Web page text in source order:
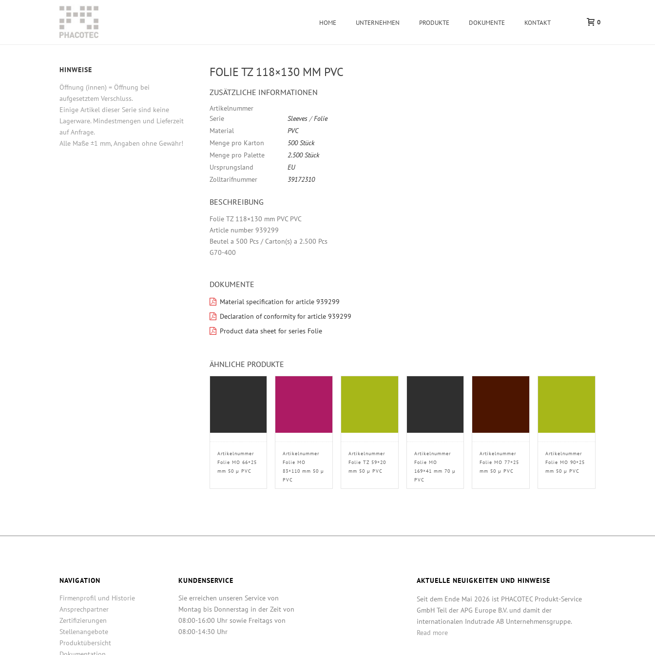
HOME UNTERNEHMEN PRODUKTE DOKUMENTE KONTAKT 0
FOLIE TZ 118×130 MM PVC
ZUSÄTZLICHE INFORMATIONEN
Artikelnummer
Serie
Sleeves/Folie
Material
PVC
Menge pro Karton
500 Stück
Menge pro Palette
2.500 Stück
Ursprungsland
EU
Zolltarifnummer
39172310
BESCHREIBUNG
Folie TZ 118×130 mm PVC PVC
Article number 939299
Beutel a 500 Pcs / Carton(s) a 2.500 Pcs
G70-400
DOKUMENTE
Material specification for article 939299
Declaration of conformity for article 939299
Product data sheet for series Folie
ÄHNLICHE PRODUKTE
Artikelnummer
Folie MO 66×25
mm 50 µ PVC
Artikelnummer
Folie MO
83×110 mm 50 µ
PVC
Artikelnummer
Folie TZ 59×20
mm 50 µ PVC
Artikelnummer
Folie MO
169×41 mm 70 µ
PVC
Artikelnummer
Folie MO 77×25
mm 50 µ PVC
Artikelnummer
Folie MO 90×25
mm 50 µ PVC
HINWEISE
Öffnung (innen) = Öffnung bei
aufgesetztem Verschluss.
Einige Artikel dieser Serie sind keine
Lagerware. Mindestmengen und Lieferzeit
auf Anfrage.
Alle Maße ±1 mm, Angaben ohne Gewähr!
NAVIGATION
Firmenprofil und Historie
Ansprechpartner
Zertifizierungen
Stellenangebote
Produktübersicht
KUNDENSERVICE
Sie erreichen unseren Service von
Montag bis Donnerstag in der Zeit von
08:00-16:00 Uhr sowie Freitags von
08:00-14:30 Uhr
AKTUELLE NEUIGKEITEN UND HINWEISE
Seit dem Ende Mai 2026 ist PHACOTEC Produkt-Service
GmbH Teil der APG Europe B.V. und damit der
internationalen Indutrade AB Unternehmensgruppe.
Read more